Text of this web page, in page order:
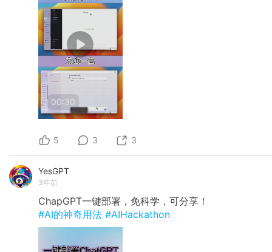
00:30
5 3 3
YesGPT
3年前
ChapGPT一键部署，免科学，可分享！
#AI的神奇用法 #AIHackathon